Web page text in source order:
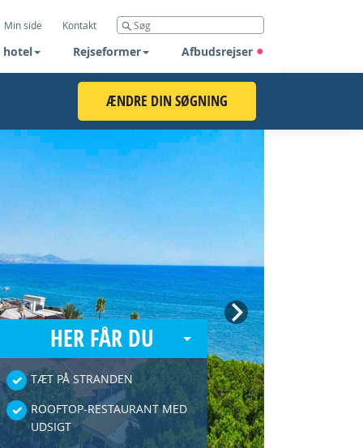
Min side Kontakt
hotel Rejseformer Afbudsrejser
ÆNDRE DIN SØGNING
HER FÅR DU
TÆT PÅ STRANDEN
ROOFTOP-RESTAURANT MED
UDSIGT
Next